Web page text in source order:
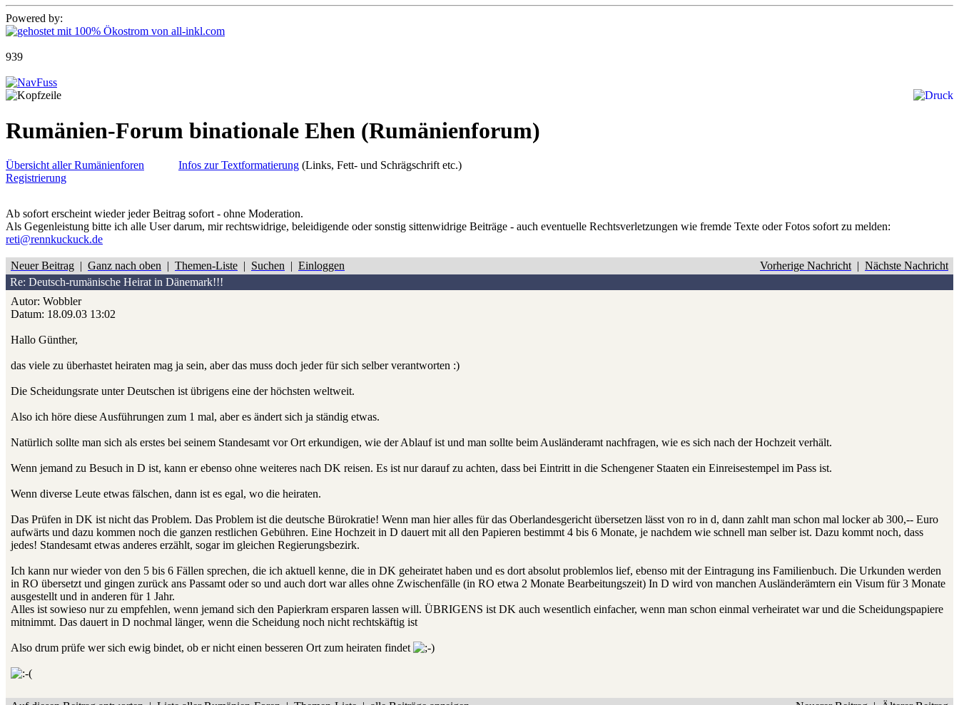
Powered by:
939
Rumänien-Forum binationale Ehen (Rumänienforum)
Übersicht aller Rumänienforen
Registrierung
Infos zur Textformatierung (Links, Fett- und Schrägschrift etc.)
Ab sofort erscheint wieder jeder Beitrag sofort - ohne Moderation.
Als Gegenleistung bitte ich alle User darum, mir rechtswidrige, beleidigende oder sonstig sittenwidrige Beiträge - auch eventuelle Rechtsverletzungen wie fremde Texte oder Fotos sofort zu melden:
reti@rennkuckuck.de
Neuer Beitrag | Ganz nach oben | Themen-Liste | Suchen | Einloggen Vorherige Nachricht | Nächste Nachricht
Re: Deutsch-rumänische Heirat in Dänemark!!!
Autor: Wobbler
Datum: 18.09.03 13:02
Hallo Günther,
das viele zu überhastet heiraten mag ja sein, aber das muss doch jeder für sich selber verantworten :)
Die Scheidungsrate unter Deutschen ist übrigens eine der höchsten weltweit.
Also ich höre diese Ausführungen zum 1 mal, aber es ändert sich ja ständig etwas.
Natürlich sollte man sich als erstes bei seinem Standesamt vor Ort erkundigen, wie der Ablauf ist und man sollte beim Ausländeramt nachfragen, wie es sich nach der Hochzeit verhält.
Wenn jemand zu Besuch in D ist, kann er ebenso ohne weiteres nach DK reisen. Es ist nur darauf zu achten, dass bei Eintritt in die Schengener Staaten ein Einreisestempel im Pass ist.
Wenn diverse Leute etwas fälschen, dann ist es egal, wo die heiraten.
Das Prüfen in DK ist nicht das Problem. Das Problem ist die deutsche Bürokratie! Wenn man hier alles für das Oberlandesgericht übersetzen lässt von ro in d, dann zahlt man schon mal locker ab 300,-- Euro
aufwärts und dazu kommen noch die ganzen restlichen Gebühren. Eine Hochzeit in D dauert mit all den Papieren bestimmt 4 bis 6 Monate, je nachdem wie schnell man selber ist. Dazu kommt noch, dass
jedes! Standesamt etwas anderes erzählt, sogar im gleichen Regierungsbezirk.
Ich kann nur wieder von den 5 bis 6 Fällen sprechen, die ich aktuell kenne, die in DK geheiratet haben und es dort absolut problemlos lief, ebenso mit der Eintragung ins Familienbuch. Die Urkunden werden
in RO übersetzt und gingen zurück ans Passamt oder so und auch dort war alles ohne Zwischenfälle (in RO etwa 2 Monate Bearbeitungszeit) In D wird von manchen Ausländerämtern ein Visum für 3 Monate
ausgestellt und in anderen für 1 Jahr.
Alles ist sowieso nur zu empfehlen, wenn jemand sich den Papierkram ersparen lassen will. ÜBRIGENS ist DK auch wesentlich einfacher, wenn man schon einmal verheiratet war und die Scheidungspapiere
mitnimmt. Das dauert in D nochmal länger, wenn die Scheidung noch nicht rechtskäftig ist
Also drum prüfe wer sich ewig bindet, ob er nicht einen besseren Ort zum heiraten findet